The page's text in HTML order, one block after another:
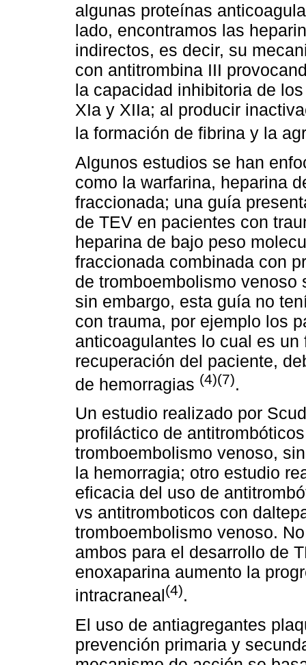
algunas proteínas
lado, encontramos las
indirectos, es decir, su
con antitrombina III
la capacidad inhibitoria de
XIa y XIIa; al producir
la formación de fibrina y la
Algunos estudios se han
como la warfarina, heparina
fraccionada; una guía
de TEV en pacientes con
heparina de bajo peso
fraccionada combinada con
de tromboembolismo venoso
sin embargo, esta guía no
con trauma, por ejemplo los
anticoagulantes lo cual es
recuperación del paciente,
de hemorragias (4)(7).
Un estudio realizado por
profiláctico de
tromboembolismo venoso,
la hemorragia; otro estudio
eficacia del uso de
vs antitromboticos con
tromboembolismo venoso.
ambos para el desarrollo de
enoxaparina aumento la
intracraneal(4).
El uso de antiagregantes
prevención primaria y